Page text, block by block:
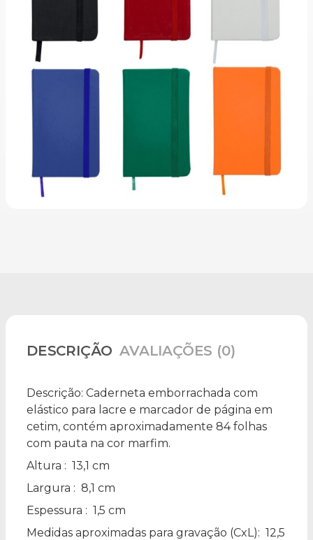
DESCRIÇÃO AVALIAÇÕES (0)
Descrição: Caderneta emborrachada com
elástico para lacre e marcador de página em
cetim, contém aproximadamente 84 folhas
com pauta na cor marfim.
Altura : 13,1 cm
Largura : 8,1 cm
Espessura : 1,5 cm
Medidas aproximadas para gravação (CxL): 12,5